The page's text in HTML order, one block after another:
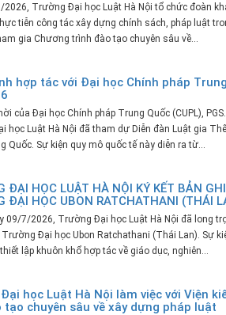
2026, Trường Đại học Luật Hà Nội tổ chức đoàn
tiễn công tác xây dựng chính sách, pháp luật
gia Chương trình đào tạo chuyên sâu về...
hợp tác với Đại học Chính pháp
của Đại học Chính pháp Trung Quốc (CUPL),
học Luật Hà Nội đã tham dự Diễn đàn Luật gia
Quốc. Sự kiện quy mô quốc tế này diễn ra từ...
ĐẠI HỌC LUẬT HÀ NỘI KÝ KẾT BẢN
ĐẠI HỌC UBON RATCHATHANI (THÁI
09/7/2026, Trường Đại học Luật Hà Nội đã long
Trường Đại học Ubon Ratchathani (Thái Lan). Sự
lập khuôn khổ hợp tác về giáo dục, nghiên...
học Luật Hà Nội làm việc với Viện
tạo chuyên sâu về xây dựng pháp luật